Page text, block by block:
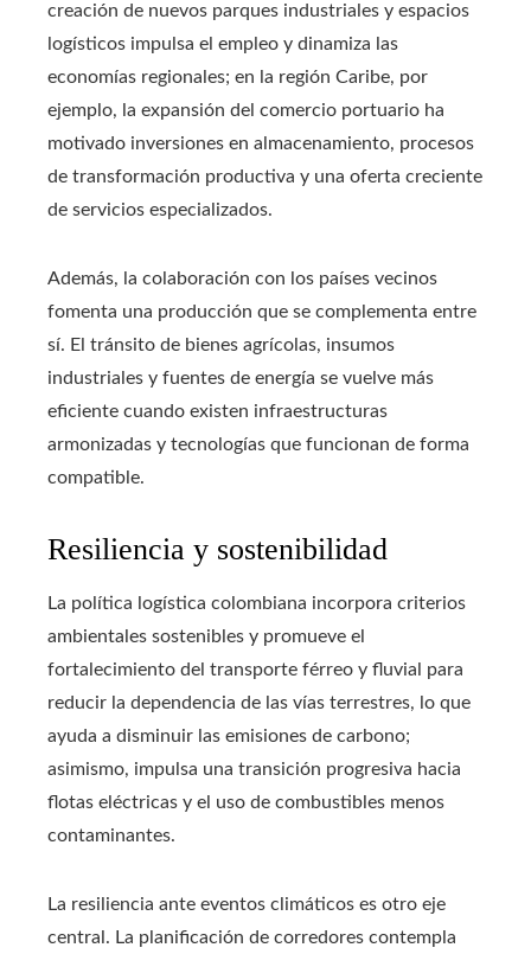
creación de nuevos parques industriales y espacios
logísticos impulsa el empleo y dinamiza las
economías regionales; en la región Caribe, por
ejemplo, la expansión del comercio portuario ha
motivado inversiones en almacenamiento, procesos
de transformación productiva y una oferta creciente
de servicios especializados.
Además, la colaboración con los países vecinos
fomenta una producción que se complementa entre
sí. El tránsito de bienes agrícolas, insumos
industriales y fuentes de energía se vuelve más
eficiente cuando existen infraestructuras
armonizadas y tecnologías que funcionan de forma
compatible.
Resiliencia y sostenibilidad
La política logística colombiana incorpora criterios
ambientales sostenibles y promueve el
fortalecimiento del transporte férreo y fluvial para
reducir la dependencia de las vías terrestres, lo que
ayuda a disminuir las emisiones de carbono;
asimismo, impulsa una transición progresiva hacia
flotas eléctricas y el uso de combustibles menos
contaminantes.
La resiliencia ante eventos climáticos es otro eje
central. La planificación de corredores contempla